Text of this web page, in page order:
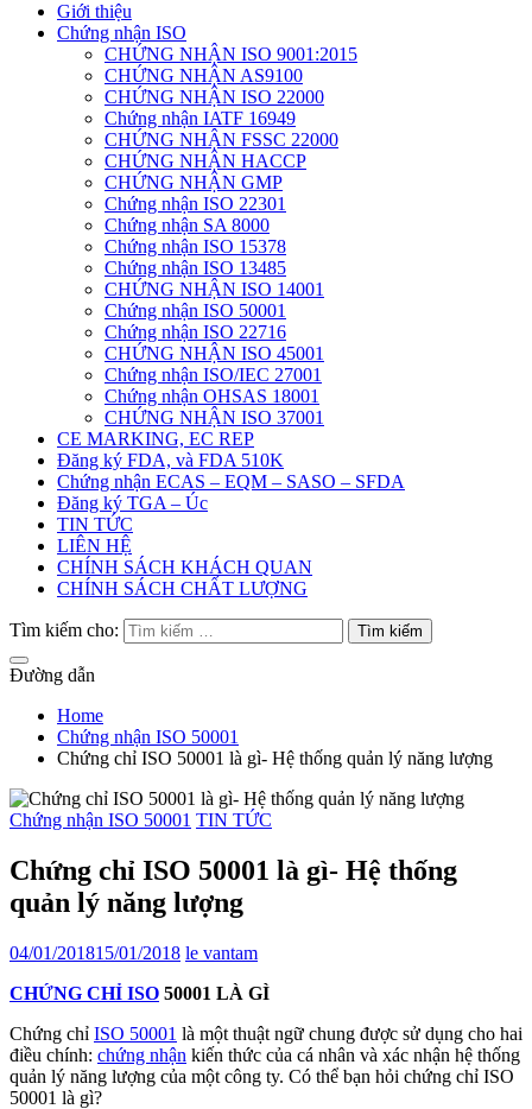
Giới thiệu
Chứng nhận ISO
CHỨNG NHẬN ISO 9001:2015
CHỨNG NHẬN AS9100
CHỨNG NHẬN ISO 22000
Chứng nhận IATF 16949
CHỨNG NHẬN FSSC 22000
CHỨNG NHẬN HACCP
CHỨNG NHẬN GMP
Chứng nhận ISO 22301
Chứng nhận SA 8000
Chứng nhận ISO 15378
Chứng nhận ISO 13485
CHỨNG NHẬN ISO 14001
Chứng nhận ISO 50001
Chứng nhận ISO 22716
CHỨNG NHẬN ISO 45001
Chứng nhận ISO/IEC 27001
Chứng nhận OHSAS 18001
CHỨNG NHẬN ISO 37001
CE MARKING, EC REP
Đăng ký FDA, và FDA 510K
Chứng nhận ECAS – EQM – SASO – SFDA
Đăng ký TGA – Úc
TIN TỨC
LIÊN HỆ
CHÍNH SÁCH KHÁCH QUAN
CHÍNH SÁCH CHẤT LƯỢNG
Tìm kiếm cho:
Đường dẫn
Home
Chứng nhận ISO 50001
Chứng chỉ ISO 50001 là gì- Hệ thống quản lý năng lượng
Chứng nhận ISO 50001 TIN TỨC
Chứng chỉ ISO 50001 là gì- Hệ thống
quản lý năng lượng
04/01/201815/01/2018 le vantam
CHỨNG CHỈ ISO 50001 LÀ GÌ
Chứng chỉ ISO 50001 là một thuật ngữ chung được sử dụng cho hai
điều chính: chứng nhận kiến thức của cá nhân và xác nhận hệ thống
quản lý năng lượng của một công ty. Có thể bạn hỏi chứng chỉ ISO
50001 là gì?